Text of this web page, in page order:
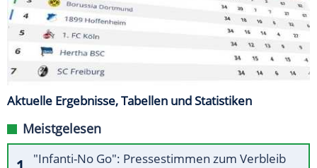
Aktuelle Ergebnisse, Tabellen und Statistiken
Meistgelesen
"Infanti-No Go": Pressestimmen zum Verbleib